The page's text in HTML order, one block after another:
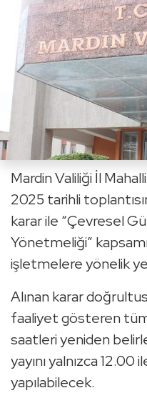
Mardin Valiliği İl
2025 tarihli
karar ile “Çevresel
Yönetmeliği”
işletmelere yönelik
Alınan karar
faaliyet gösteren
saatleri yeniden
yayını yalnızca
yapılabilecek.